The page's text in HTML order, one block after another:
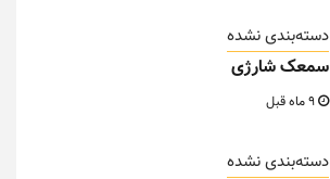
دسته‌بندی نشده
سمعک شارژی
دسته‌بندی نشده